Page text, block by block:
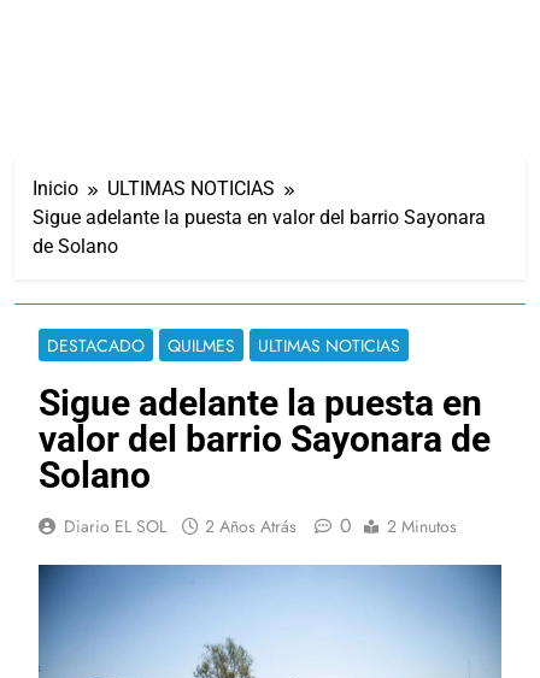
Inicio
ULTIMAS NOTICIAS
Sigue adelante la puesta en valor del barrio Sayonara
de Solano
DESTACADO QUILMES ULTIMAS NOTICIAS
Sigue adelante la puesta en
valor del barrio Sayonara de
Solano
Diario EL SOL 2 Años Atrás 0 2 Minutos